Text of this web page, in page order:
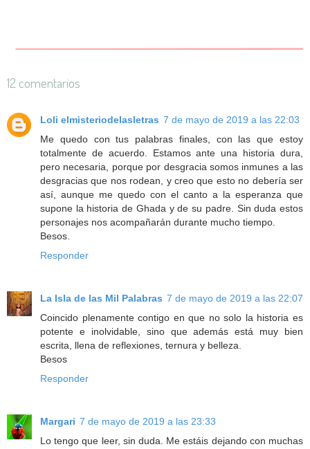
12 comentarios
Loli elmisteriodelasletras 7 de mayo de 2019 a las 22:03
Me quedo con tus palabras finales, con las que estoy
totalmente de acuerdo. Estamos ante una historia dura,
pero necesaria, porque por desgracia somos inmunes a las
desgracias que nos rodean, y creo que esto no debería ser
así, aunque me quedo con el canto a la esperanza que
supone la historia de Ghada y de su padre. Sin duda estos
personajes nos acompañarán durante mucho tiempo.
Besos.
Responder
La Isla de las Mil Palabras 7 de mayo de 2019 a las 22:07
Coincido plenamente contigo en que no solo la historia es
potente e inolvidable, sino que además está muy bien
escrita, llena de reflexiones, ternura y belleza.
Besos
Responder
Margari 7 de mayo de 2019 a las 23:33
Lo tengo que leer, sin duda. Me estáis dejando con muchas